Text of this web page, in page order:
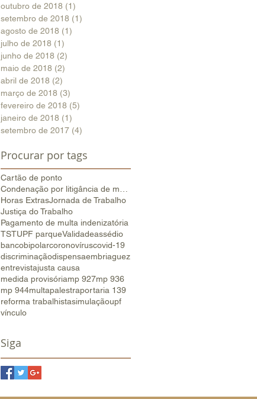
outubro de 2018 (1)
setembro de 2018 (1)
agosto de 2018 (1)
julho de 2018 (1)
junho de 2018 (2)
maio de 2018 (2)
abril de 2018 (2)
março de 2018 (3)
fevereiro de 2018 (5)
janeiro de 2018 (1)
setembro de 2017 (4)
Procurar por tags
Cartão de ponto
Horas ExtrasJornada de Trabalho
Justiça do Trabalho
Pagamento de multa indenizatória
TSTUPF parqueValidadeassédio
bancobipolarcoronovíruscovid-19
discriminaçãodispensaembriaguez
entrevistajusta causa
medida provisóriamp 927mp 936
mp 944multapalestraportaria 139
reforma trabalhistasimulaçãoupf
vínculo
Siga